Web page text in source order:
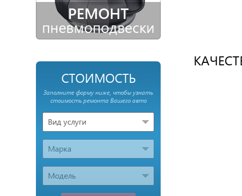
СТОИМОСТЬ
Заполните форму ниже, чтобы узнать
стоимость ремонта Вашего авто
Вид услуги
Марка
Модель